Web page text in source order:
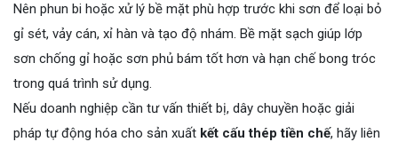
Nên phun bi hoặc xử lý bề mặt phù hợp trước khi sơn để loại bỏ
gỉ sét, vảy cán, xỉ hàn và tạo độ nhám. Bề mặt sạch giúp lớp
sơn chống gỉ hoặc sơn phủ bám tốt hơn và hạn chế bong tróc
trong quá trình sử dụng.
Nếu doanh nghiệp cần tư vấn thiết bị, dây chuyền hoặc giải
pháp tự động hóa cho sản xuất kết cấu thép tiền chế, hãy liên